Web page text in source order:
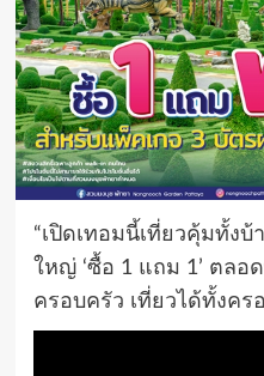
“เปิดเทอมนี้เที่ยวคุ้มทั้ง
ใหญ่ ‘ซื้อ 1 แถม 1’ ตล
ครอบครัว เที่ยวได้ทั้งคร